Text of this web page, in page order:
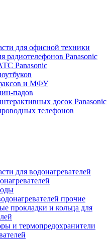
для офисной техники
радиотелефонов Panasonic
Panasonic
и МФУ
падов
досок Panasonic
телефонов
для водонагревателей
прочие
прокладки и кольца для
и термопредохранители